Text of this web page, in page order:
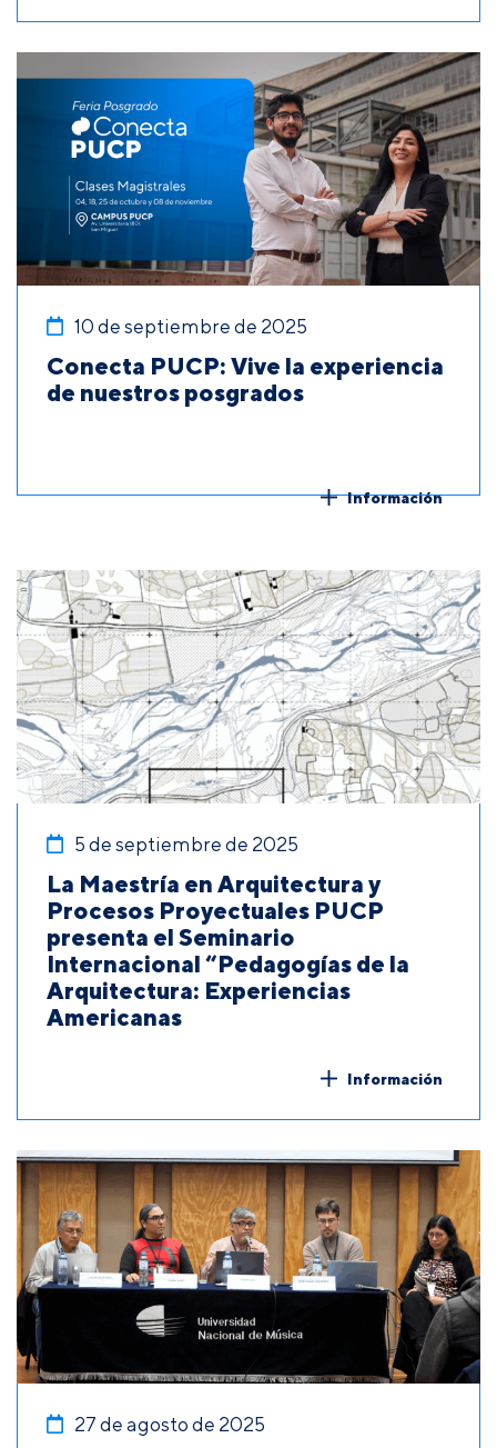
10 de septiembre de 2025
Conecta PUCP: Vive la experiencia
de nuestros posgrados
Información
5 de septiembre de 2025
La Maestría en Arquitectura y
Procesos Proyectuales PUCP
presenta el Seminario
Internacional “Pedagogías de la
Arquitectura: Experiencias
Americanas
Información
27 de agosto de 2025